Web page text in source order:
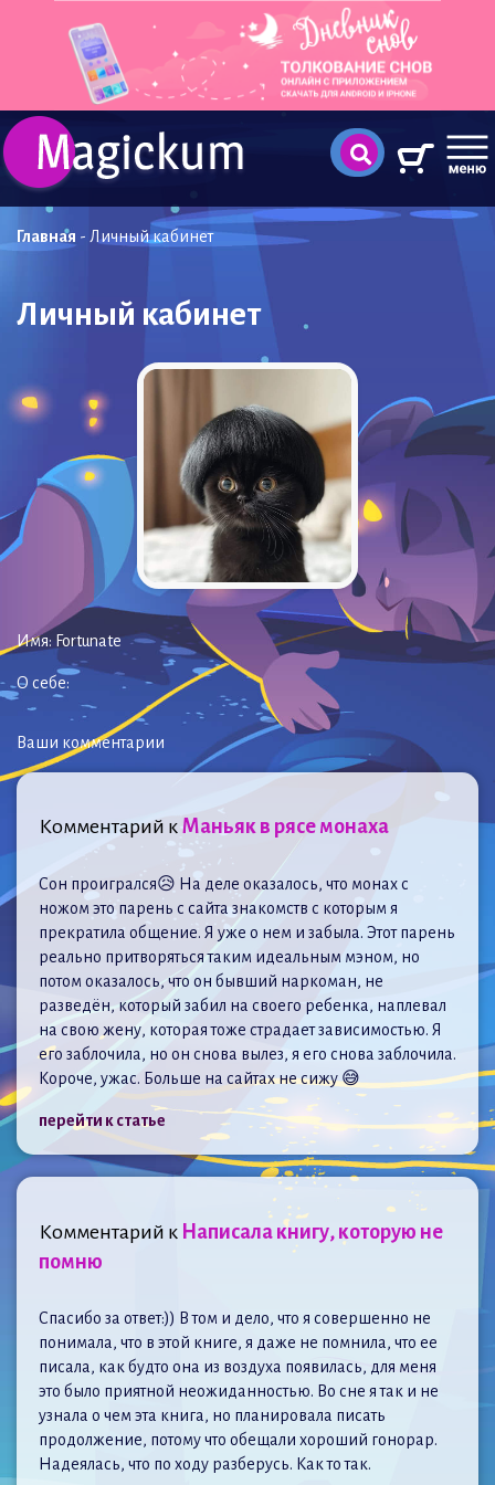
Главная - Личный кабинет
Личный кабинет
Имя: Fortunate
О себе:
Ваши комментарии
Комментарий к Маньяк в рясе монаха
Сон проигрался😥 На деле оказалось, что монах с
ножом это парень с сайта знакомств с которым я
прекратила общение. Я уже о нем и забыла. Этот парень
реально притворяться таким идеальным мэном, но
потом оказалось, что он бывший наркоман, не
разведён, который забил на своего ребенка, наплевал
на свою жену, которая тоже страдает зависимостью. Я
его заблочила, но он снова вылез, я его снова заблочила.
Короче, ужас. Больше на сайтах не сижу 😅
перейти к статье
Комментарий к Написала книгу, которую не
помню
Спасибо за ответ:)) В том и дело, что я совершенно не
понимала, что в этой книге, я даже не помнила, что ее
писала, как будто она из воздуха появилась, для меня
это было приятной неожиданностью. Во сне я так и не
узнала о чем эта книга, но планировала писать
продолжение, потому что обещали хороший гонорар.
Надеялась, что по ходу разберусь. Как то так.